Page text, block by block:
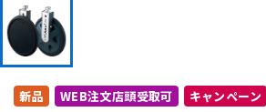
新品 WEB注文店頭受取可 キャンペーン